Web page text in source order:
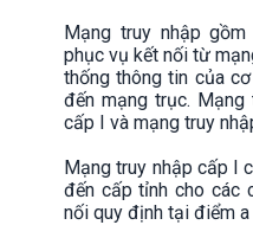
Mạng truy nhập
phục vụ kết nối từ
thống thông tin của
đến mạng trục. Mạng
cấp I và mạng truy
Mạng truy nhập cấp I
đến cấp tỉnh cho các
nối quy định tại điểm